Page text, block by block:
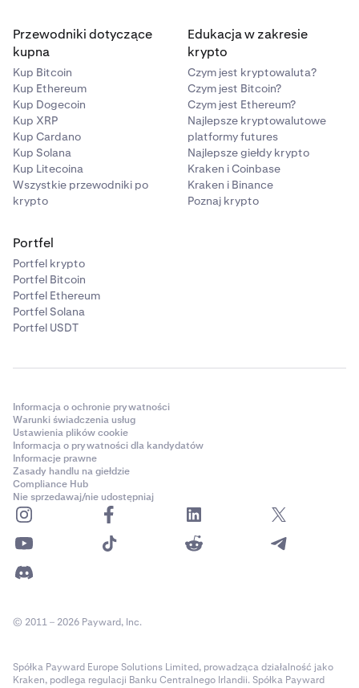
Przewodniki dotyczące
kupna
Kup Bitcoin
Kup Ethereum
Kup Dogecoin
Kup XRP
Kup Cardano
Kup Solana
Kup Litecoina
Wszystkie przewodniki po
krypto
Edukacja w zakresie
krypto
Czym jest kryptowaluta?
Czym jest Bitcoin?
Czym jest Ethereum?
Najlepsze kryptowalutowe
platformy futures
Najlepsze giełdy krypto
Kraken i Coinbase
Kraken i Binance
Poznaj krypto
Portfel
Portfel krypto
Portfel Bitcoin
Portfel Ethereum
Portfel Solana
Portfel USDT
Informacja o ochronie prywatności
Warunki świadczenia usług
Ustawienia plików cookie
Informacja o prywatności dla kandydatów
Informacje prawne
Zasady handlu na giełdzie
Compliance Hub
Nie sprzedawaj/nie udostępniaj
© 2011 – 2026 Payward, Inc.
Spółka Payward Europe Solutions Limited, prowadząca działalność jako
Kraken, podlega regulacji Banku Centralnego Irlandii. Spółka Payward